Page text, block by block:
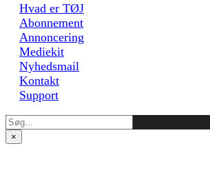
Hvad er TØJ
Abonnement
Annoncering
Mediekit
Nyhedsmail
Kontakt
Support
×